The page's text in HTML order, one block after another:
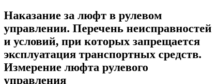
Наказание за люфт в рулевом
управлении. Перечень неисправностей
и условий, при которых запрещается
эксплуатация транспортных средств.
Измерение люфта рулевого
управления